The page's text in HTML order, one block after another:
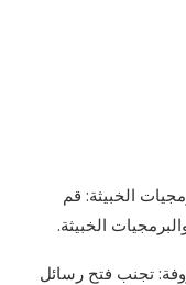
الخبيثة: قم
الخبيثة.
تجنب فتح رسائل